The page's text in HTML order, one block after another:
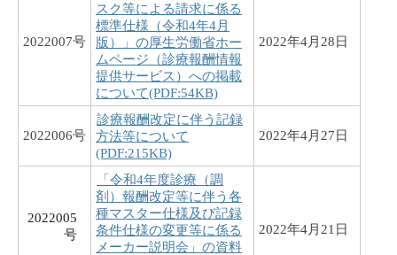
2022007号
スク等による請求に係る
標準仕様（令和4年4月
版）」の厚生労働省ホー
ムページ（診療報酬情報
提供サービス）への掲載
について(PDF:54KB)
2022年4月28日
2022006号
診療報酬改定に伴う記録
方法等について
(PDF:215KB)
2022年4月27日
2022005
号
「令和4年度診療（調
剤）報酬改定等に伴う各
種マスター仕様及び記録
条件仕様の変更等に係る
メーカー説明会」の資料
2022年4月21日